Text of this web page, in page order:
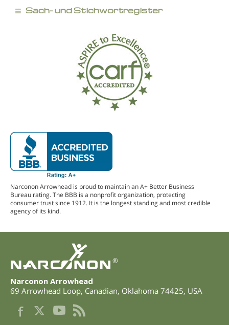
≡ Sach- und Stichwortregister
Narconon Arrowhead is proud to maintain an A+ Better Business
Bureau rating. The BBB is a nonprofit organization, protecting
consumer trust since 1912. It is the longest standing and most credible
agency of its kind.
®
Narconon Arrowhead
69 Arrowhead Loop, Canadian, Oklahoma 74425, USA